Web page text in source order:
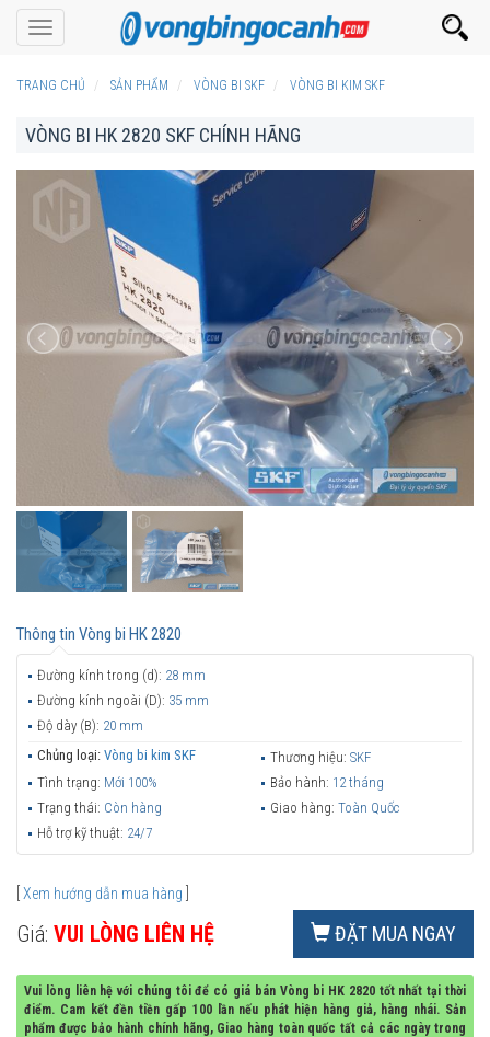
Toggle
navigation
TRANG CHỦ SẢN PHẨM VÒNG BI SKF VÒNG BI KIM SKF
VÒNG BI HK 2820 SKF CHÍNH HÃNG
Thông tin Vòng bi HK 2820
Đường kính trong (d): 28 mm
Đường kính ngoài (D): 35 mm
Độ dày (B): 20 mm
Chủng loại: Vòng bi kim SKF Thương hiệu: SKF
Tình trạng: Mới 100% Bảo hành: 12 tháng
Trạng thái: Còn hàng Giao hàng: Toàn Quốc
Hỗ trợ kỹ thuật: 24/7
Xem hướng dẫn mua hàng
Giá: VUI LÒNG LIÊN HỆ ĐẶT MUA NGAY
Vui lòng liên hệ với chúng tôi để có giá bán Vòng bi HK 2820 tốt nhất tại thời
điểm. Cam kết đền tiền gấp 100 lần nếu phát hiện hàng giả, hàng nhái. Sản
phẩm được bảo hành chính hãng, Giao hàng toàn quốc tất cả các ngày trong